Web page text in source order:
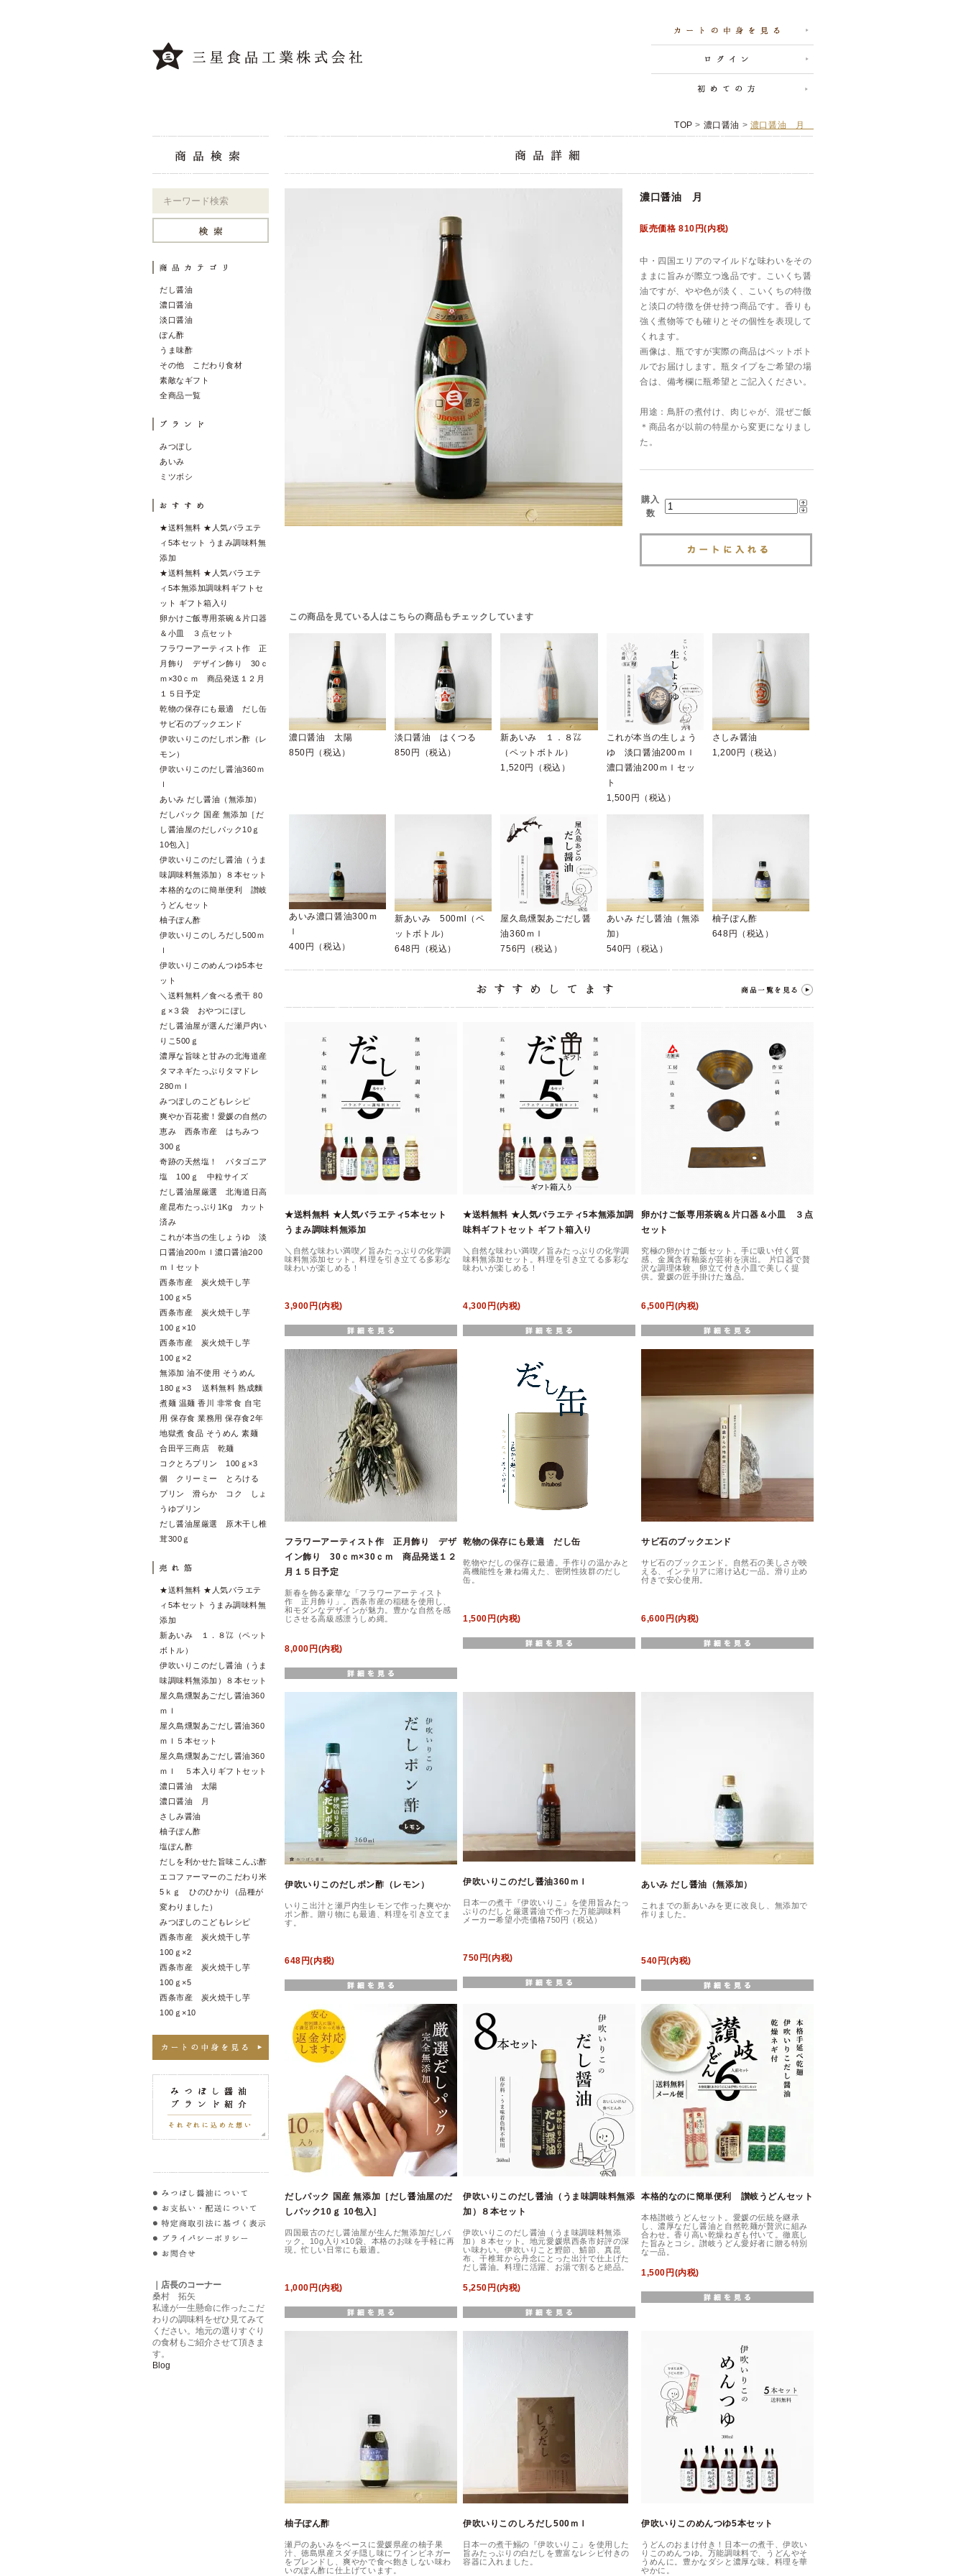
TOP > 濃口醤油 > 濃口醤油 月
濃口醤油 月
販売価格 810円(内税)
中・四国エリアのマイルドな味わいをその
ままに旨みが際立つ逸品です。こいくち醤
油ですが、やや色が淡く、こいくちの特徴
と淡口の特徴を併せ持つ商品です。香りも
強く煮物等でも確りとその個性を表現して
くれます。
画像は、瓶ですが実際の商品はペットボト
ルでお届けします。瓶タイプをご希望の場
合は、備考欄に瓶希望とご記入ください。
用途：鳥肝の煮付け、肉じゃが、混ぜご飯
＊商品名が以前の特星から変更になりまし
た。
購入
数
この商品を見ている人はこちらの商品もチェックしています
濃口醤油 太陽
850円（税込）
淡口醤油 はくつる
850円（税込）
新あいみ １．８㍑
（ペットボトル）
1,520円（税込）
これが本当の生しょう
ゆ 淡口醤油200ｍｌ
濃口醤油200ｍｌセッ
ト
1,500円（税込）
さしみ醤油
1,200円（税込）
あいみ濃口醤油300ｍ
ｌ
400円（税込）
新あいみ 500ml（ペ
ットボトル）
648円（税込）
屋久島燻製あごだし醤
油360ｍｌ
756円（税込）
あいみ だし醤油（無添
加）
540円（税込）
柚子ぽん酢
648円（税込）
★送料無料 ★人気バラエティ5本セット
うまみ調味料無添加
＼自然な味わい満喫／旨みたっぷりの化学調
味料無添加セット。料理を引き立てる多彩な
味わいが楽しめる！
3,900円(内税)
★送料無料 ★人気バラエティ5本無添加調
味料ギフトセット ギフト箱入り
＼自然な味わい満喫／旨みたっぷりの化学調
味料無添加セット。料理を引き立てる多彩な
味わいが楽しめる！
4,300円(内税)
卵かけご飯専用茶碗＆片口器＆小皿 ３点
セット
究極の卵かけご飯セット。手に吸い付く質
感、金属含有釉薬が芸術を演出。 片口器で贅
沢な調理体験、卵立て付き小皿で美しく提
供。愛媛の匠手掛けた逸品。
6,500円(内税)
フラワーアーティスト作 正月飾り デザ
イン飾り 30ｃｍ×30ｃｍ 商品発送１２
月１５日予定
新春を飾る豪華な「フラワーアーティスト
作 正月飾り」。西条市産の稲穂を使用し、
和モダンなデザインが魅力。豊かな自然を感
じさせる高級感漂うしめ縄。
8,000円(内税)
乾物の保存にも最適 だし缶
乾物やだしの保存に最適。手作りの温かみと
高機能性を兼ね備えた、密閉性抜群のだし
缶。
1,500円(内税)
サビ石のブックエンド
サビ石のブックエンド。自然石の美しさが映
える、インテリアに溶け込む一品。滑り止め
付きで安心使用。
6,600円(内税)
伊吹いりこのだしポン酢（レモン）
いりこ出汁と瀬戸内生レモンで作った爽やか
ポン酢。贈り物にも最適、料理を引き立てま
す。
648円(内税)
伊吹いりこのだし醤油360ｍｌ
日本一の煮干『伊吹いりこ』を使用旨みたっ
ぷりのだしと厳選醤油で作った万能調味料
メーカー希望小売価格750円（税込）
750円(内税)
あいみ だし醤油（無添加）
これまでの新あいみを更に改良し、無添加で
作りました。
540円(内税)
だしパック 国産 無添加［だし醤油屋のだ
しパック10ｇ 10包入］
四国最古のだし醤油屋が生んだ無添加だしパ
ック。10g入り×10袋、本格のお味を手軽に再
現。忙しい日常にも最適。
1,000円(内税)
伊吹いりこのだし醤油（うま味調味料無添
加）８本セット
伊吹いりこのだし醤油（うま味調味料無添
加）８本セット。地元愛媛県西条市好評の深
い味わい。伊吹いりこと鰹節、鯖節、真昆
布、干椎茸から丹念にとった出汁で仕上げた
だし醤油。料理に活躍、お湯で割ると絶品。
5,250円(内税)
本格的なのに簡単便利 讃岐うどんセット
本格讃岐うどんセット。愛媛の伝統を継承
し、濃厚なだし醤油と自然乾麺が贅沢に組み
合わせ。香り高い乾燥ねぎも付いて。徹底し
た旨みとコシ。讃岐うどん愛好者に贈る特別
な一品。
1,500円(内税)
柚子ぽん酢
瀬戸のあいみをベースに愛媛県産の柚子果
汁、徳島県産スダチ隠し味にワインビネガー
をブレンドし、爽やかで食べ飽きしない味わ
いのぽん酢に仕上げています。
伊吹いりこのしろだし500ｍｌ
日本一の煮干鰯の『伊吹いりこ』を使用した
旨みたっぷりの白だしを豊富なレシピ付きの
容器に入れました。
伊吹いりこのめんつゆ5本セット
うどんのおまけ付き！日本一の煮干、伊吹い
りこのめんつゆ。万能調味料で、うどんやそ
うめんに。豊かなダシと濃厚な味。料理を華
やかに。
だし醤油
濃口醤油
淡口醤油
ぽん酢
うま味酢
その他 こだわり食材
素敵なギフト
全商品一覧
みつぼし
あいみ
ミツボシ
★送料無料 ★人気バラエテ
ィ5本セット うまみ調味料無
添加
★送料無料 ★人気バラエテ
ィ5本無添加調味料ギフトセ
ット ギフト箱入り
卵かけご飯専用茶碗＆片口器
＆小皿 ３点セット
フラワーアーティスト作 正
月飾り デザイン飾り 30ｃ
ｍ×30ｃｍ 商品発送１２月
１５日予定
乾物の保存にも最適 だし缶
サビ石のブックエンド
伊吹いりこのだしポン酢（レ
モン）
伊吹いりこのだし醤油360ｍ
ｌ
あいみ だし醤油（無添加）
だしパック 国産 無添加［だ
し醤油屋のだしパック10ｇ
10包入］
伊吹いりこのだし醤油（うま
味調味料無添加）８本セット
本格的なのに簡単便利 讃岐
うどんセット
柚子ぽん酢
伊吹いりこのしろだし500ｍ
ｌ
伊吹いりこのめんつゆ5本セ
ット
＼送料無料／食べる煮干 80
ｇ×３袋 おやつにぼし
だし醤油屋が選んだ瀬戸内い
りこ500ｇ
濃厚な旨味と甘みの北海道産
タマネギたっぷりタマドレ
280ｍｌ
みつぼしのこどもレシピ
爽やか百花蜜！愛媛の自然の
恵み 西条市産 はちみつ
300ｇ
奇跡の天然塩！ パタゴニア
塩 100ｇ 中粒サイズ
だし醤油屋厳選 北海道日高
産昆布たっぷり1Kg カット
済み
これが本当の生しょうゆ 淡
口醤油200ｍｌ濃口醤油200
ｍｌセット
西条市産 炭火焼干し芋
100ｇ×5
西条市産 炭火焼干し芋
100ｇ×10
西条市産 炭火焼干し芋
100ｇ×2
無添加 油不使用 そうめん
180ｇ×3 送料無料 熟成麵
煮麺 温麺 香川 非常食 自宅
用 保存食 業務用 保存食2年
地獄煮 食品 そうめん 素麺
合田平三商店 乾麺
コクとろプリン 100ｇ×3
個 クリーミー とろける
プリン 滑らか コク しょ
うゆプリン
だし醤油屋厳選 原木干し椎
茸300ｇ
★送料無料 ★人気バラエテ
ィ5本セット うまみ調味料無
添加
新あいみ １．８㍑（ペット
ボトル）
伊吹いりこのだし醤油（うま
味調味料無添加）８本セット
屋久島燻製あごだし醤油360
ｍｌ
屋久島燻製あごだし醤油360
ｍｌ５本セット
屋久島燻製あごだし醤油360
ｍｌ ５本入りギフトセット
濃口醤油 太陽
濃口醤油 月
さしみ醤油
柚子ぽん酢
塩ぽん酢
だしを利かせた旨味こんぶ酢
エコファーマーのこだわり米
5ｋｇ ひのひかり（品種が
変わりました）
みつぼしのこどもレシピ
西条市産 炭火焼干し芋
100ｇ×2
西条市産 炭火焼干し芋
100ｇ×5
西条市産 炭火焼干し芋
100ｇ×10
｜店長のコーナー
桑村 拓矢
私達が一生懸命に作ったこだ
わりの調味料をぜひ見てみて
ください。地元の選りすぐり
の食材もご紹介させて頂きま
す。
Blog